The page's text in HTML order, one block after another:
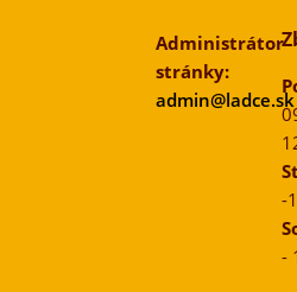
Administrátor
stránky:
admin@ladce.sk
-
-